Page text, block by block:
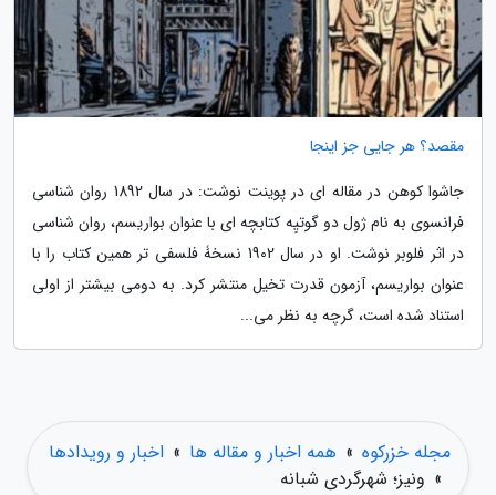
مقصد؟ هر جایی جز اینجا
جاشوا کوهن در مقاله ای در پوینت نوشت: در سال 1892 روان شناسی
فرانسوی به نام ژول دو گوتیِه کتابچه ای با عنوان بواریسم، روان شناسی
در اثر فلوبر نوشت. او در سال 1902 نسخۀ فلسفی تر همین کتاب را با
عنوان بواریسم، آزمون قدرت تخیل منتشر کرد. به دومی بیشتر از اولی
استناد شده است، گرچه به نظر می...
مجله خزرکوه » همه اخبار و مقاله ها » اخبار و رویدادها
» ونیز؛ شهرگردی شبانه